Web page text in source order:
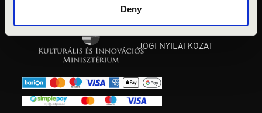
DenyKÖZÉRDEKŰ ADATOK
JOGI NYILATKOZAT